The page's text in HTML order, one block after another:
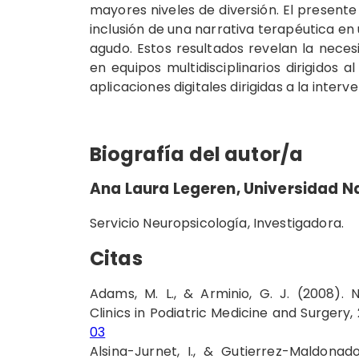
mayores niveles de diversión. El
inclusión de una narrativa terapéutica
agudo. Estos resultados revelan la
en equipos multidisciplinarios dirigidos
aplicaciones digitales dirigidas a la
Biografía del autor/a
Ana Laura Legeren,Universidad
Servicio Neuropsicología, Investigadora.
Citas
Adams, M. L., & Arminio, G. J. (2008).
Clinics in Podiatric Medicine and
03
Alsina-Jurnet, I., & Gutierrez-